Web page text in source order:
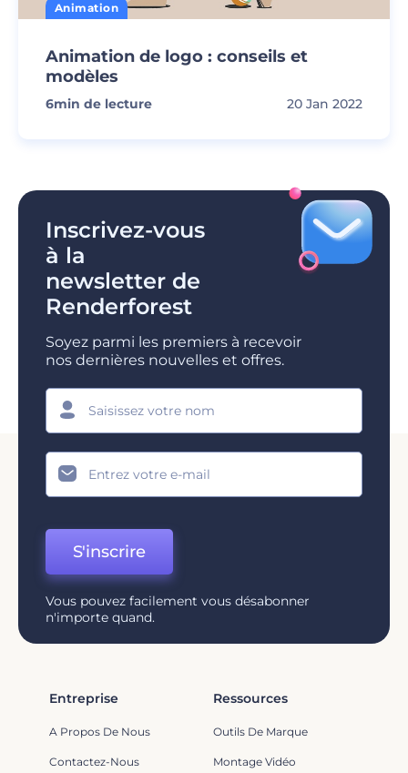
Animation
Animation de logo : conseils et
modèles
6min de lecture 20 Jan 2022
Inscrivez-vous
à la
newsletter de
Renderforest
Soyez parmi les premiers à recevoir
nos dernières nouvelles et offres.
S'inscrire
Vous pouvez facilement vous désabonner
n'importe quand.
Entreprise
A Propos De Nous
Contactez-Nous
Ressources
Outils De Marque
Montage Vidéo